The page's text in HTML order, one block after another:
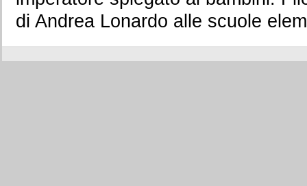
di Andrea Lonardo alle scuole